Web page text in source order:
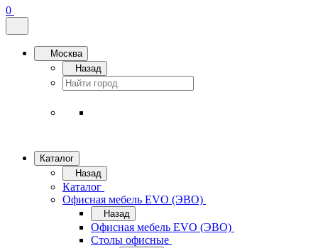
0
Москва
Назад
Каталог
Назад
Каталог
Офисная мебель EVO (ЭВО)
Назад
Офисная мебель EVO (ЭВО)
Cтолы офисные